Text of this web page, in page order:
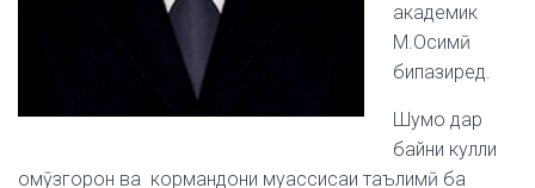
академик
М.Осимӣ
бипазиред.
Шумо дар
байни кулли
омӯзгорон ва кормандони муассисаи таълимӣ ба